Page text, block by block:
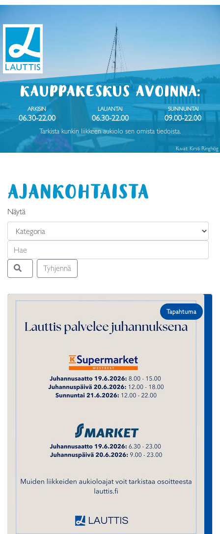
KAUPPAKESKUS AVOINNA:
ARKISIN
06.30-22.00
LAUANTAI
06.30-22.00
SUNNUNTAI
09.00-22.00
Tarkista kunkin liikkeen aukiolo sen omista tiedoista.
Kuvat: Kirsti Ringhög
AJANKOHTAISTA
Näytä
Tyhjennä
Tapahtuma